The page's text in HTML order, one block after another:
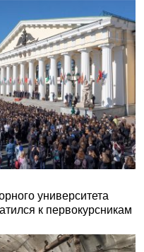
университета
к первокурсникам